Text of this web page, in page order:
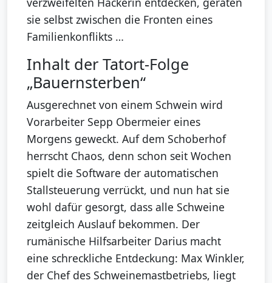
sie selbst zwischen die Fronten eines
Familienkonflikts …
Inhalt der Tatort-Folge
„Bauernsterben“
Ausgerechnet von einem Schwein wird
Vorarbeiter Sepp Obermeier eines
Morgens geweckt. Auf dem Schoberhof
herrscht Chaos, denn schon seit Wochen
spielt die Software der automatischen
Stallsteuerung verrückt, und nun hat sie
wohl dafür gesorgt, dass alle Schweine
zeitgleich Auslauf bekommen. Der
rumänische Hilfsarbeiter Darius macht
eine schreckliche Entdeckung: Max Winkler,
der Chef des Schweinemastbetriebs, liegt